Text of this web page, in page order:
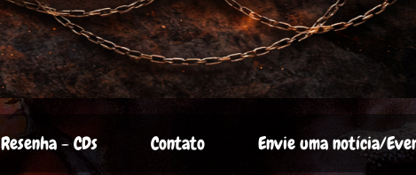
Resenha - CDs Contato Envie uma notícia/